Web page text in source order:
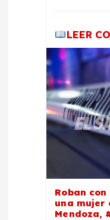
LEER
Roban
una mujer
Mendoza,